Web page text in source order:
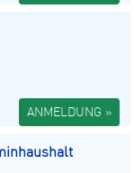
ANMELDUNG »